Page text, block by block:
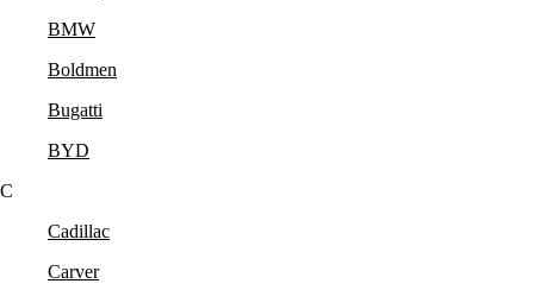
BMW
Boldmen
Bugatti
BYD
C
Cadillac
Carver